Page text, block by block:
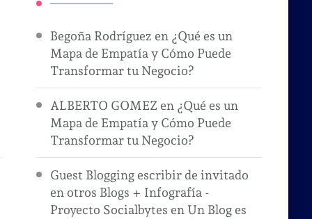
Begoña Rodríguez en ¿Qué es un
Mapa de Empatía y Cómo Puede
Transformar tu Negocio?
ALBERTO GOMEZ en ¿Qué es un
Mapa de Empatía y Cómo Puede
Transformar tu Negocio?
Guest Blogging escribir de invitado
en otros Blogs + Infografía -
Proyecto Socialbytes en Un Blog es